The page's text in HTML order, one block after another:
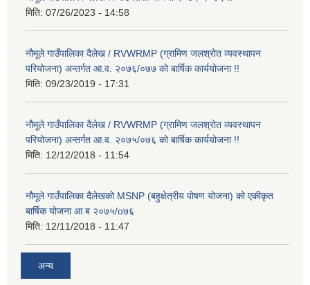
मिति: 07/26/2023 - 14:58
नौमूले गाउँपालिका दैलेख / RVWRMP (ग्रामिण जलश्रोत व्यवस्थापन
परियोजना) अन्तर्गत आ.व. २०७६/०७७ को बार्षिक कार्ययोजना !!
मिति: 09/23/2019 - 17:31
नौमूले गाउँपालिका दैलेख / RVWRMP (ग्रामिण जलश्रोत व्यवस्थापन
परियोजना) अन्तर्गत आ.व. २०७५/०७६ को बार्षिक कार्ययोजना !!
मिति: 12/12/2018 - 11:54
नौमूले गाउँपालिका दैलेखको MSNP (बहुक्षेत्रीय पोषण योजना) को एकीकृत
बार्षिक योजना आ ब २०७५/o७६
मिति: 12/11/2018 - 11:47
अन्य